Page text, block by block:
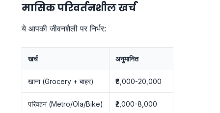
मासिक परिवर्तनशील खर्च
ये आपकी जीवनशैली पर निर्भर:
खर्च अनुमानित
खाना (Grocery + बाहर) ₹8,000-20,000
परिवहन (Metro/Ola/Bike) ₹2,000-8,000